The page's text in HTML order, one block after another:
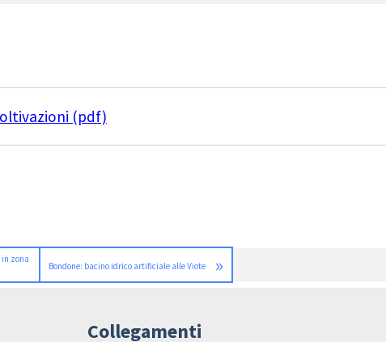
(pdf)
zona
Bondone: bacino idrico artificiale alle Viote »
Collegamenti